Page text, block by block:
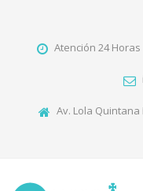
Atención 24 Horas
Av. Lola